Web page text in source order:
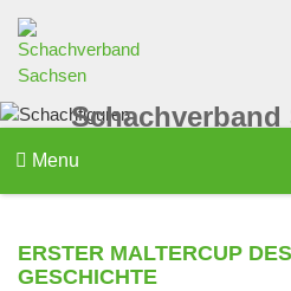
Schachverband
Menu
ERSTER MALTERCUP
GESCHICHTE